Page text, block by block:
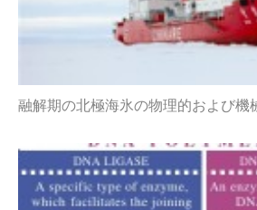
融解期の北極海氷の物理的および機